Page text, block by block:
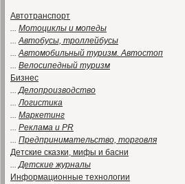
Автотранспорт
... Мотоциклы и мопеды
...Автобусы, троллейбусы
...Автомобильный туризм. Автостоп
... Велосипедный туризм
Бизнес
...Делопроизводство
...Логистика
... Маркетинг
... Реклама и PR
... Предпринимательство, торговля
Детские сказки, мифы и басни
...Детские журналы
Информационные технологии